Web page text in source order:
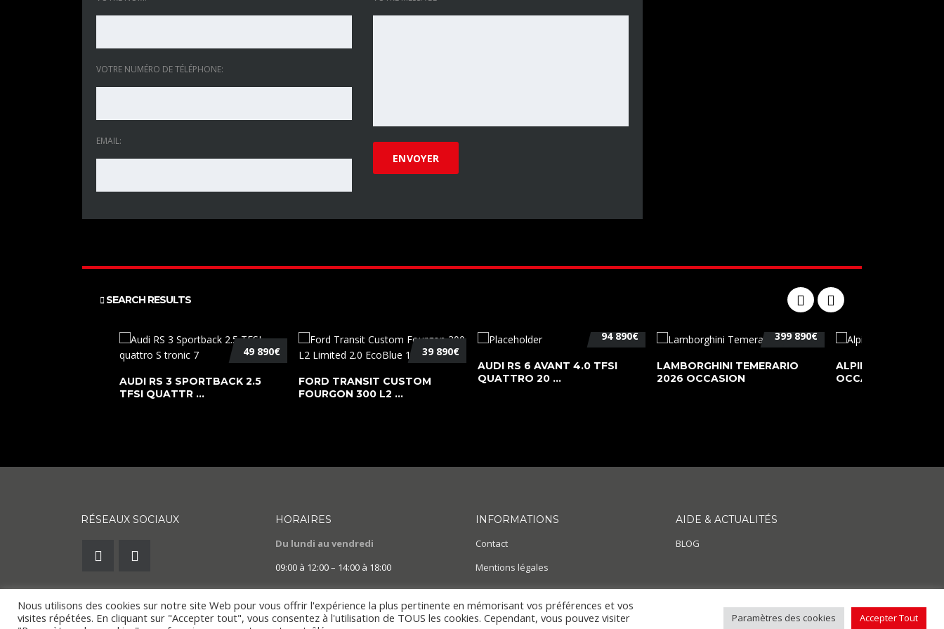
VOTRE NUMÉRO DE TÉLÉPHONE:
EMAIL:
SEARCH RESULTS
49 890€
AUDI RS 3 SPORTBACK 2.5
TFSI QUATTR ...
39 890€
FORD TRANSIT CUSTOM
FOURGON 300 L2 ...
94 890€
AUDI RS 6 AVANT 4.0 TFSI
QUATTRO 20 ...
399 890€
LAMBORGHINI TEMERARIO
2026 OCCASION
ALPINE A110 PURE
OCCASION
RÉSEAUX SOCIAUX
HORAIRES
Du lundi au vendredi
09:00 à 12:00 – 14:00 à 18:00
INFORMATIONS
Contact
Mentions légales
AIDE & ACTUALITÉS
BLOG
Copyright © 2022. SnapMotion
Nous utilisons des cookies sur notre site Web pour vous offrir l'expérience la plus pertinente en mémorisant vos préférences et vos
visites répétées. En cliquant sur "Accepter tout", vous consentez à l'utilisation de TOUS les cookies. Cependant, vous pouvez visiter
Paramètres des cookies Accepter Tout